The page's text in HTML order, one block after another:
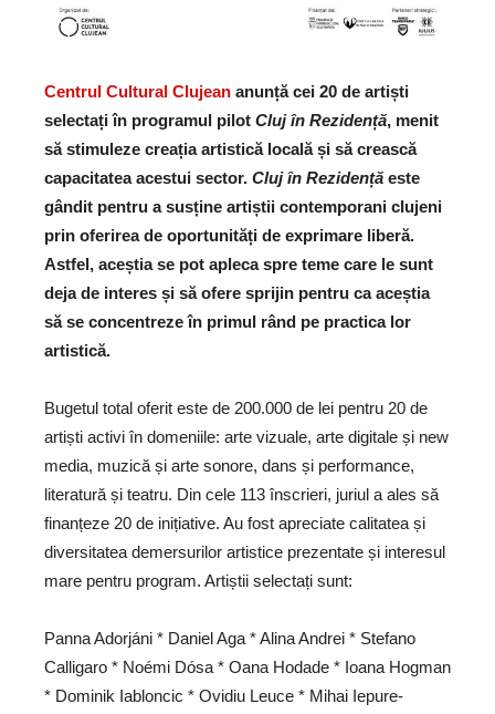
Centrul Cultural Clujean anunță cei 20 de artiști
selectați în programul pilot Cluj în Rezidență, menit
să stimuleze creația artistică locală și să crească
capacitatea acestui sector. Cluj în Rezidență este
gândit pentru a susține artiștii contemporani clujeni
prin oferirea de oportunități de exprimare liberă.
Astfel, aceștia se pot apleca spre teme care le sunt
deja de interes și să ofere sprijin pentru ca aceștia
să se concentreze în primul rând pe practica lor
artistică.
Bugetul total oferit este de 200.000 de lei pentru 20 de
artiști activi în domeniile: arte vizuale, arte digitale și new
media, muzică și arte sonore, dans și performance,
literatură și teatru. Din cele 113 înscrieri, juriul a ales să
finanțeze 20 de inițiative. Au fost apreciate calitatea și
diversitatea demersurilor artistice prezentate și interesul
mare pentru program. Artiștii selectați sunt:
Panna Adorjáni * Daniel Aga * Alina Andrei * Stefano
Calligaro * Noémi Dósa * Oana Hodade * Ioana Hogman
* Dominik Iabloncic * Ovidiu Leuce * Mihai Iepure-